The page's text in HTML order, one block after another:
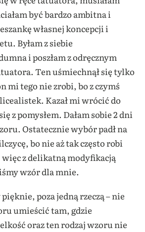
być bardzo ambitna i
własnej koncepcji i
Byłam z siebie
i poszłam z odręcznym
Ten uśmiechnął się tylko
mi tego nie zrobi, bo z czymś
Kazał mi wrócić do
z pomysłem. Dałam sobie 2 dni
Ostatecznie wybór padł na
bo nie aż tak często robi
z delikatną modyfikacją
wzór dla mnie.
poza jedną rzeczą – nie
umieścić tam, gdzie
oraz ten rodzaj wzoru nie